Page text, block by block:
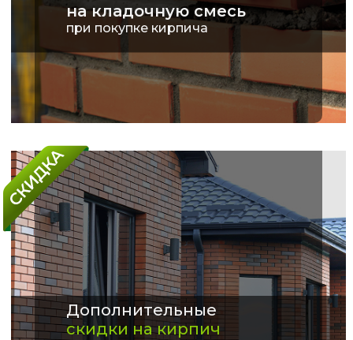
на кладочную смесь
при покупке кирпича
Дополнительные
скидки на кирпич